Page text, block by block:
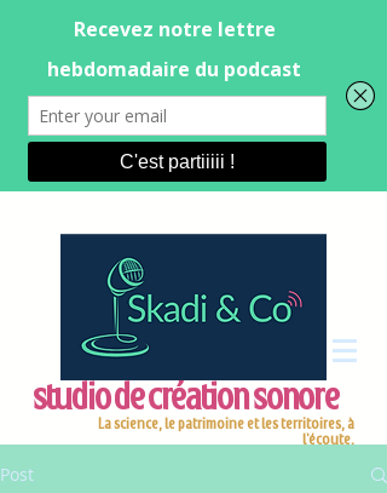
studio de création sonore
La science, le patrimoine et les territoires, à
l'écoute.
Post